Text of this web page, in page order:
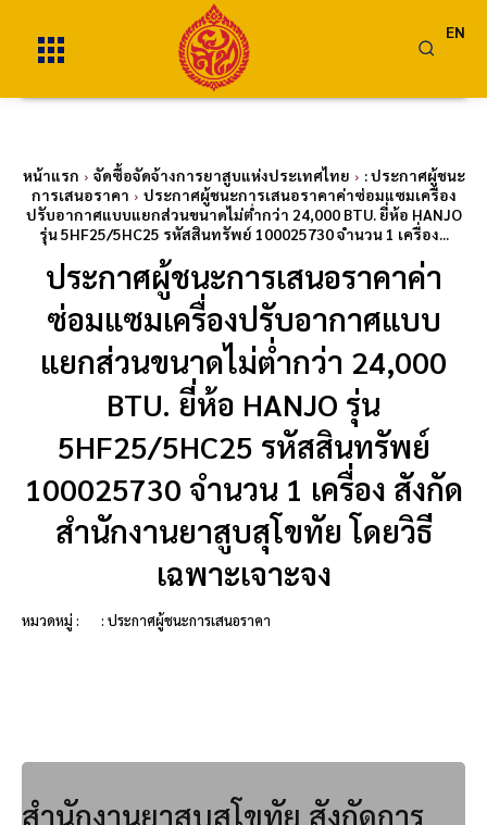
EN
หน้าแรก จัดซื้อจัดจ้างการยาสูบแห่งประเทศไทย
: ประกาศผู้ชนะ
การเสนอราคา
ประกาศผู้ชนะการเสนอราคาค่าซ่อมแซมเครื่อง
ปรับอากาศแบบแยกส่วนขนาดไม่ต่ำกว่า 24,000 BTU. ยี่ห้อ HANJO
รุ่น 5HF25/5HC25 รหัสสินทรัพย์ 100025730 จำนวน 1 เครื่อง...
ประกาศผู้ชนะการเสนอราคาค่า
ซ่อมแซมเครื่องปรับอากาศแบบ
แยกส่วนขนาดไม่ต่ำกว่า 24,000
BTU. ยี่ห้อ HANJO รุ่น
5HF25/5HC25 รหัสสินทรัพย์
100025730 จำนวน 1 เครื่อง สังกัด
สำนักงานยาสูบสุโขทัย โดยวิธี
เฉพาะเจาะจง
หมวดหมู่ : : ประกาศผู้ชนะการเสนอราคา
สำนักงานยาสูบสุโขทัย สังกัดการ